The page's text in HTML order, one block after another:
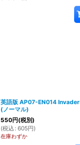
英語版 AP07-EN014
(ノーマル)
550円(税別)
(税込 : 605円)
在庫わずか